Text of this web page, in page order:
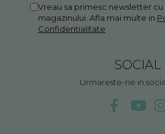
Vreau sa primesc newsletter
magazinului. Afla mai multe in
Confidentialitate
SOCIAL
Urmareste-ne in